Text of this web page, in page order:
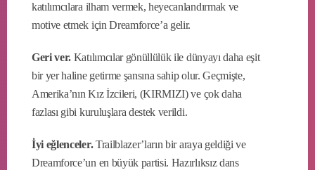
katılımcılara ilham vermek, heyecanlandırmak ve
motive etmek için Dreamforce’a gelir.
Geri ver. Katılımcılar gönüllülük ile dünyayı daha eşit
bir yer haline getirme şansına sahip olur. Geçmişte,
Amerika’nın Kız İzcileri, (KIRMIZI) ve çok daha
fazlası gibi kuruluşlara destek verildi.
İyi eğlenceler.Trailblazer’ların bir araya geldiği ve
Dreamforce’un en büyük partisi. Hazırlıksız dans